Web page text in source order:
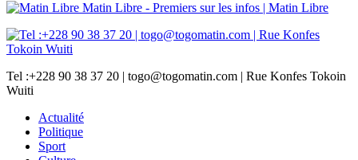
Matin Libre - Premiers sur les infos | Matin Libre
Tel :+228 90 38 37 20 | togo@togomatin.com | Rue Konfes Tokoin
Wuiti
Actualité
Politique
Sport